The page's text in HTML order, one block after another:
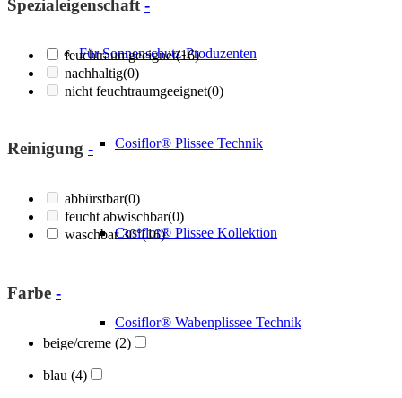
Für Sonnenschutz-Produzenten
Cosiflor® Plissee Technik
Cosiflor® Plissee Kollektion
Cosiflor® Wabenplissee Technik
Spezialeigenschaft -
feuchtraumgeeignet(16)
nachhaltig(0)
nicht feuchtraumgeeignet(0)
Reinigung -
abbürstbar(0)
feucht abwischbar(0)
waschbar 30°(16)
Farbe -
beige/creme (2)
blau (4)